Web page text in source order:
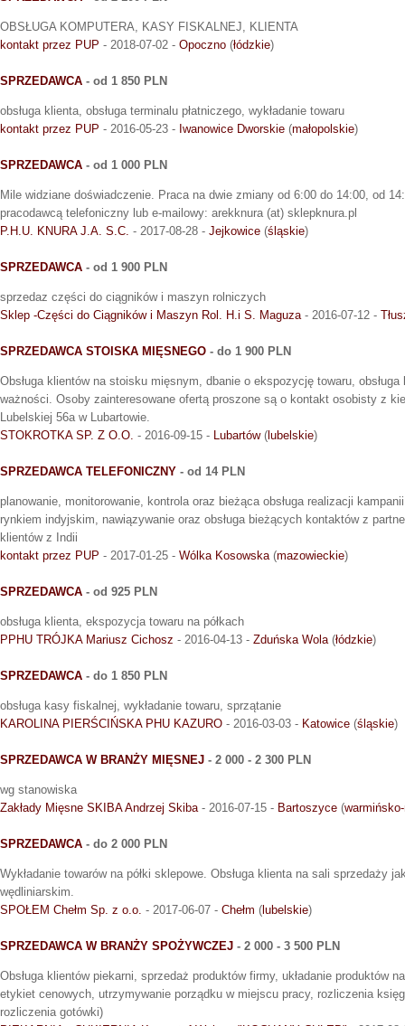
OBSŁUGA KOMPUTERA, KASY FISKALNEJ, KLIENTA
kontakt przez PUP - 2018-07-02 - Opoczno (łódzkie)
SPRZEDAWCA - od 1 850 PLN
obsługa klienta, obsługa terminalu płatniczego, wykładanie towaru
kontakt przez PUP - 2016-05-23 - Iwanowice Dworskie (małopolskie)
SPRZEDAWCA - od 1 000 PLN
Mile widziane doświadczenie. Praca na dwie zmiany od 6:00 do 14:00, od
pracodawcą telefoniczny lub e-mailowy: arekknura (at) sklepknura.pl
P.H.U. KNURA J.A. S.C. - 2017-08-28 - Jejkowice (śląskie)
SPRZEDAWCA - od 1 900 PLN
sprzedaz części do ciągników i maszyn rolniczych
Sklep -Części do Ciągników i Maszyn Rol. H.i S. Maguza - 2016-07-12 -
SPRZEDAWCA STOISKA MIĘSNEGO - do 1 900 PLN
Obsługa klientów na stoisku mięsnym, dbanie o ekspozycję towaru,
ważności. Osoby zainteresowane ofertą proszone są o kontakt osobisty z
Lubelskiej 56a w Lubartowie.
STOKROTKA SP. Z O.O. - 2016-09-15 - Lubartów(lubelskie)
SPRZEDAWCA TELEFONICZNY - od 14 PLN
planowanie, monitorowanie, kontrola oraz bieżąca obsługa realizacji
rynkiem indyjskim, nawiązywanie oraz obsługa bieżących kontaktów z
klientów z Indii
kontakt przez PUP - 2017-01-25 - Wólka Kosowska (mazowieckie)
SPRZEDAWCA - od 925 PLN
obsługa klienta, ekspozycja towaru na półkach
PPHU TRÓJKA Mariusz Cichosz - 2016-04-13 - Zduńska Wola (łódzkie)
SPRZEDAWCA - do 1 850 PLN
obsługa kasy fiskalnej, wykładanie towaru, sprzątanie
KAROLINA PIERŚCIŃSKA PHU KAZURO - 2016-03-03 - Katowice (śląskie)
SPRZEDAWCA W BRANŻY MIĘSNEJ - 2 000 - 2 300 PLN
wg stanowiska
Zakłady Mięsne SKIBA Andrzej Skiba - 2016-07-15 - Bartoszyce (
SPRZEDAWCA - do 2 000 PLN
Wykładanie towarów na półki sklepowe. Obsługa klienta na sali sprzedaży
wędliniarskim.
SPOŁEM Chełm Sp. z o.o. - 2017-06-07 - Chełm (lubelskie)
SPRZEDAWCA W BRANŻY SPOŻYWCZEJ - 2 000 - 3 500 PLN
Obsługa klientów piekarni, sprzedaż produktów firmy, układanie produktów
etykiet cenowych, utrzymywanie porządku w miejscu pracy, rozliczenia
rozliczenia gotówki)